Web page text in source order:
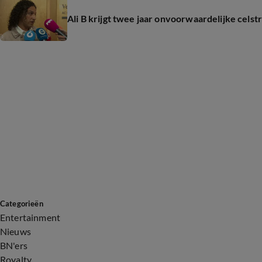
Ali B krijgt twee jaar onvoorwaardelijke
Categorieën
Entertainment
Nieuws
BN'ers
Royalty